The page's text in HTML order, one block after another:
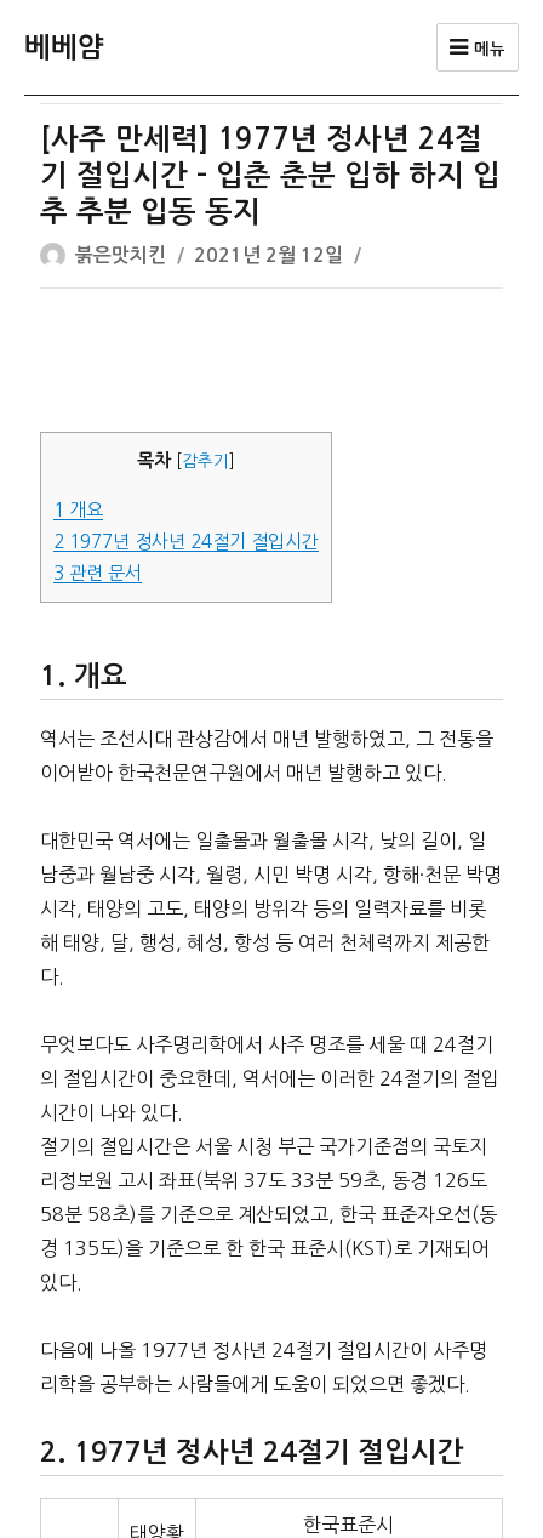
베베얌 메뉴
[사주 만세력] 1977년 정사년 24절
기 절입시간 – 입춘 춘분 입하 하지 입
추 추분 입동 동지
글
쓴
붉은맛치킨
작
성
2021년 2월 12일
목차 감추기
1 개요
2 1977년 정사년 24절기 절입시간
3 관련 문서
개요
역서는 조선시대 관상감에서 매년 발행하였고, 그 전통을
이어받아 한국천문연구원에서 매년 발행하고 있다.
대한민국 역서에는 일출몰과 월출몰 시각, 낮의 길이, 일
남중과 월남중 시각, 월령, 시민 박명 시각, 항해·천문 박명
시각, 태양의 고도, 태양의 방위각 등의 일력자료를 비롯
해 태양, 달, 행성, 혜성, 항성 등 여러 천체력까지 제공한
다.
무엇보다도 사주명리학에서 사주 명조를 세울 때 24절기
의 절입시간이 중요한데, 역서에는 이러한 24절기의 절입
시간이 나와 있다.
절기의 절입시간은 서울 시청 부근 국가기준점의 국토지
리정보원 고시 좌표(북위 37도 33분 59초, 동경 126도
58분 58초)를 기준으로 계산되었고, 한국 표준자오선(동
경 135도)을 기준으로 한 한국 표준시(KST)로 기재되어
있다.
다음에 나올 1977년 정사년 24절기 절입시간이 사주명
리학을 공부하는 사람들에게 도움이 되었으면 좋겠다.
1977년 정사년 24절기 절입시간
태양황
한국표준시